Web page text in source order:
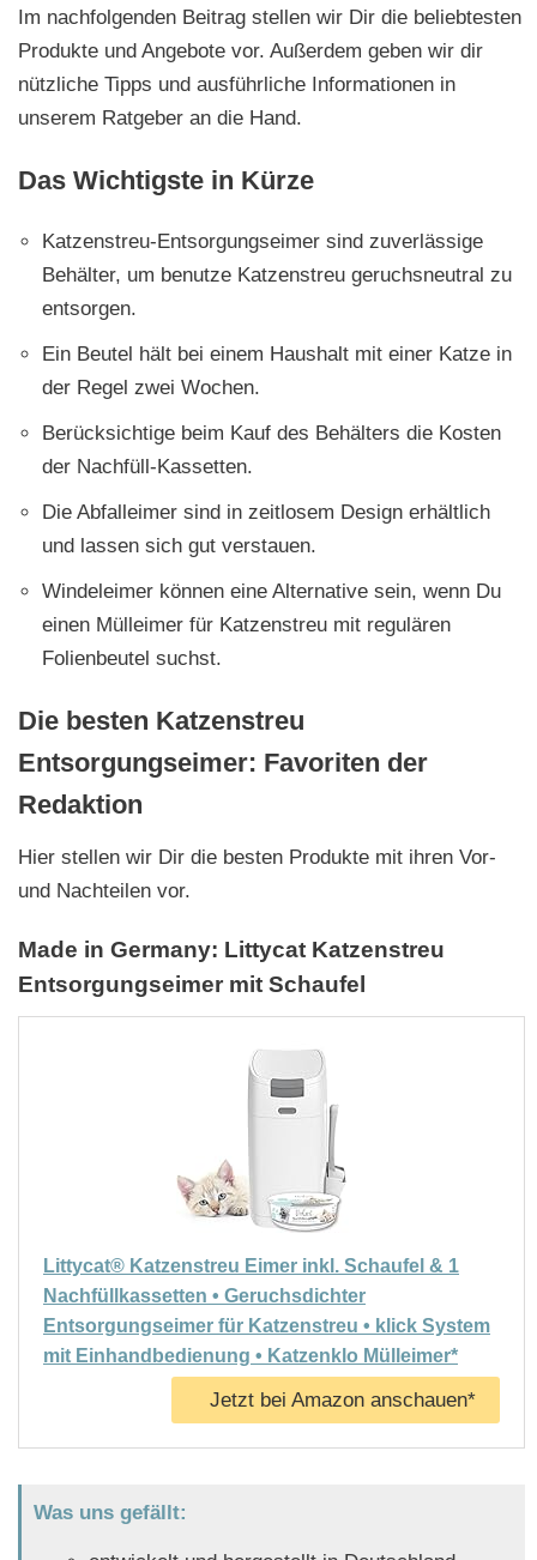
Im nachfolgenden Beitrag stellen wir Dir die beliebtesten
Produkte und Angebote vor. Außerdem geben wir dir
nützliche Tipps und ausführliche Informationen in
unserem Ratgeber an die Hand.
Das Wichtigste in Kürze
Katzenstreu-Entsorgungseimer sind zuverlässige
Behälter, um benutze Katzenstreu geruchsneutral zu
entsorgen.
Ein Beutel hält bei einem Haushalt mit einer Katze in
der Regel zwei Wochen.
Berücksichtige beim Kauf des Behälters die Kosten
der Nachfüll-Kassetten.
Die Abfalleimer sind in zeitlosem Design erhältlich
und lassen sich gut verstauen.
Windeleimer können eine Alternative sein, wenn Du
einen Mülleimer für Katzenstreu mit regulären
Folienbeutel suchst.
Die besten Katzenstreu
Entsorgungseimer: Favoriten der
Redaktion
Hier stellen wir Dir die besten Produkte mit ihren Vor-
und Nachteilen vor.
Made in Germany: Littycat Katzenstreu
Entsorgungseimer mit Schaufel
Littycat® Katzenstreu Eimer inkl. Schaufel & 1
Nachfüllkassetten • Geruchsdichter
Entsorgungseimer für Katzenstreu • klick System
mit Einhandbedienung • Katzenklo Mülleimer*
Jetzt bei Amazon anschauen*
Was uns gefällt: